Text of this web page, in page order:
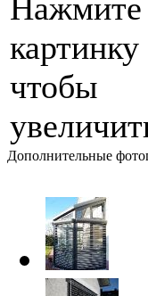
Нажмите
картинку
чтобы
Дополнительные